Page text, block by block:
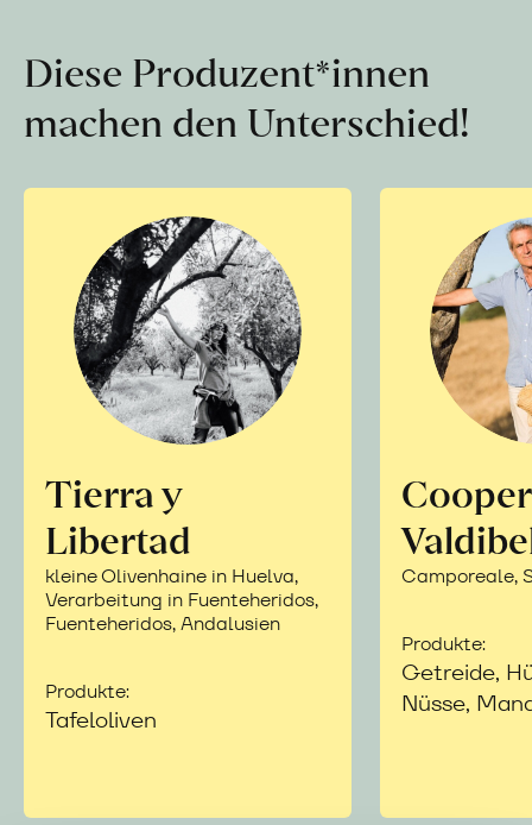
Diese Produzent*innen
machen den Unterschied!
Tierra y
Libertad
kleine Olivenhaine in Huelva,
Verarbeitung in Fuenteheridos,
Fuenteheridos, Andalusien
Produkte:
Tafeloliven
Camporeale,
Produkte:
Getreide,
Nüsse,